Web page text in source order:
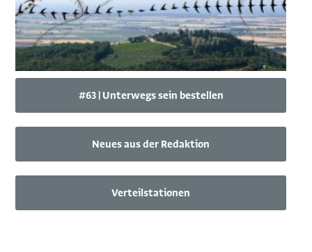
#63 | Unterwegs sein bestellen
Neues aus der Redaktion
Verteilstationen